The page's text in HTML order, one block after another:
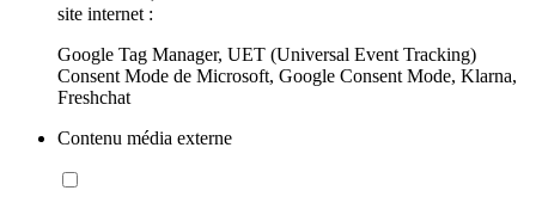
site internet :
Google Tag Manager, UET (Universal Event Tracking)
Consent Mode de Microsoft, Google Consent Mode, Klarna,
Freshchat
Contenu média externe